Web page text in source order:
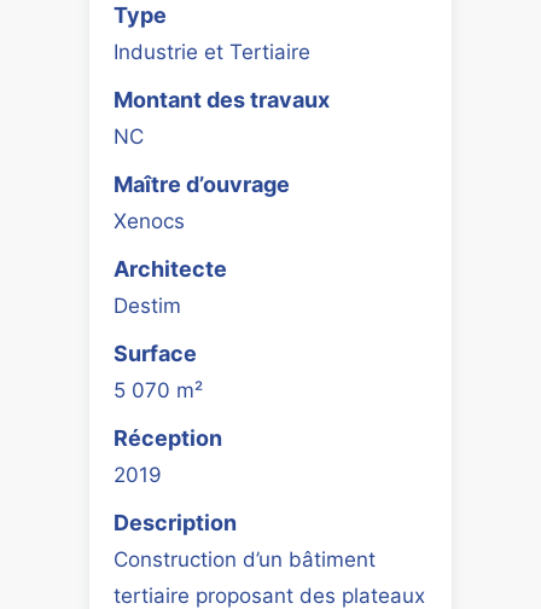
Type
Industrie et Tertiaire
Montant des travaux
NC
Maître d’ouvrage
Xenocs
Architecte
Destim
Surface
5 070 m²
Réception
2019
Description
Construction d’un bâtiment
tertiaire proposant des plateaux